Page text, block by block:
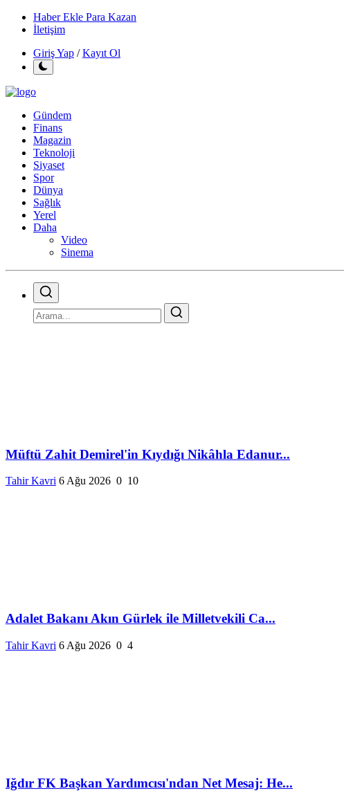
Haber Ekle Para Kazan
İletişim
Giriş Yap /Kayıt Ol
Gündem
Finans
Magazin
Teknoloji
Siyaset
Spor
Dünya
Sağlık
Yerel
Daha
Video
Sinema
Müftü Zahit Demirel'in Kıydığı Nikâhla Edanur...
Tahir Kavri 6 Ağu 2026 0 10
Adalet Bakanı Akın Gürlek ile Milletvekili Ca...
Tahir Kavri 6 Ağu 2026 0 4
Iğdır FK Başkan Yardımcısı'ndan Net Mesaj: He...